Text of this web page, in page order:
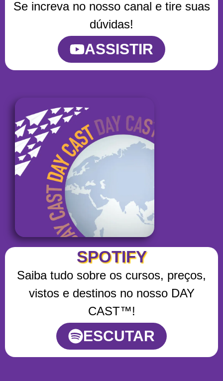
Se increva no nosso canal e tire suas
dúvidas!
ASSISTIR
SPOTIFY
Saiba tudo sobre os cursos, preços,
vistos e destinos no nosso DAY
CAST™!
ESCUTAR